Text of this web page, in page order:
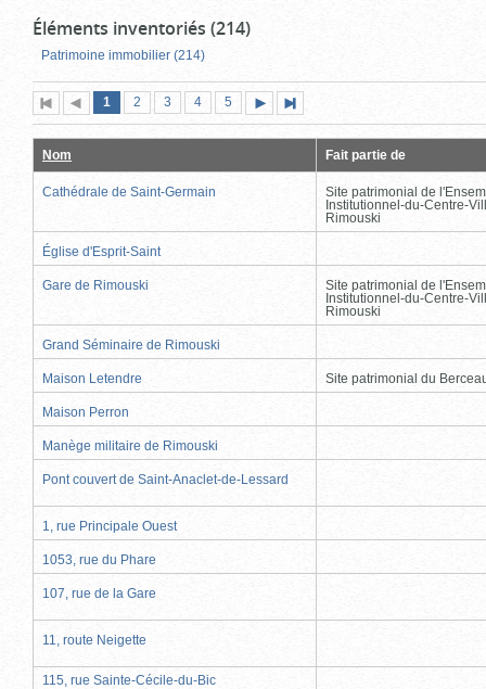
Éléments inventoriés (214)
Patrimoine immobilier (214)
Première
page
Page
précédente
Page
1 (page
actuelle)
Page
2 Page
3 Page
4 Page
5
suivante
page
Nom Fait partie de
Cathédrale de Saint-Germain
Site patrimonial de
Institutionnel-du-Centre-
Rimouski
Église d'Esprit-Saint
Gare de Rimouski
Site patrimonial de
Institutionnel-du-Centre-
Rimouski
Grand Séminaire de Rimouski
Maison Letendre Site patrimonial du
Maison Perron
Manège militaire de Rimouski
Pont couvert de Saint-Anaclet-de-Lessard
1, rue Principale Ouest
1053, rue du Phare
107, rue de la Gare
11, route Neigette
115, rue Sainte-Cécile-du-Bic